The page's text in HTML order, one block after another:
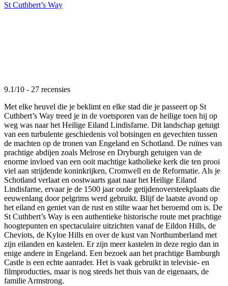
St Cuthbert’s Way
9.1/10 - 27 recensies
Met elke heuvel die je beklimt en elke stad die je passeert op St
Cuthbert’s Way treed je in de voetsporen van de heilige toen hij op
weg was naar het Heilige Eiland Lindisfarne. Dit landschap getuigt
van een turbulente geschiedenis vol botsingen en gevechten tussen
de machten op de tronen van Engeland en Schotland. De ruïnes van
prachtige abdijen zoals Melrose en Dryburgh getuigen van de
enorme invloed van een ooit machtige katholieke kerk die ten prooi
viel aan strijdende koninkrijken, Cromwell en de Reformatie. Als je
Schotland verlaat en oostwaarts gaat naar het Heilige Eiland
Lindisfarne, ervaar je de 1500 jaar oude getijdenoversteekplaats die
eeuwenlang door pelgrims werd gebruikt. Blijf de laatste avond op
het eiland en geniet van de rust en stilte waar het beroemd om is. De
St Cuthbert’s Way is een authentieke historische route met prachtige
hoogtepunten en spectaculaire uitzichten vanaf de Eildon Hills, de
Cheviots, de Kyloe Hills en over de kust van Northumberland met
zijn eilanden en kastelen. Er zijn meer kastelen in deze regio dan in
enige andere in Engeland. Een bezoek aan het prachtige Bamburgh
Castle is een echte aanrader. Het is vaak gebruikt in televisie- en
filmproducties, maar is nog steeds het thuis van de eigenaars, de
familie Armstrong.